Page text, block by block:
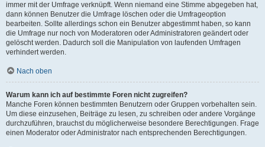
immer mit der Umfrage verknüpft. Wenn niemand eine Stimme abgegeben hat,
dann können Benutzer die Umfrage löschen oder die Umfrageoption
bearbeiten. Sollte allerdings schon ein Benutzer abgestimmt haben, so kann
die Umfrage nur noch von Moderatoren oder Administratoren geändert oder
gelöscht werden. Dadurch soll die Manipulation von laufenden Umfragen
verhindert werden.
Nach oben
Warum kann ich auf bestimmte Foren nicht zugreifen?
Manche Foren können bestimmten Benutzern oder Gruppen vorbehalten sein.
Um diese einzusehen, Beiträge zu lesen, zu schreiben oder andere Vorgänge
durchzuführen, brauchst du möglicherweise besondere Berechtigungen. Frage
einen Moderator oder Administrator nach entsprechenden Berechtigungen.